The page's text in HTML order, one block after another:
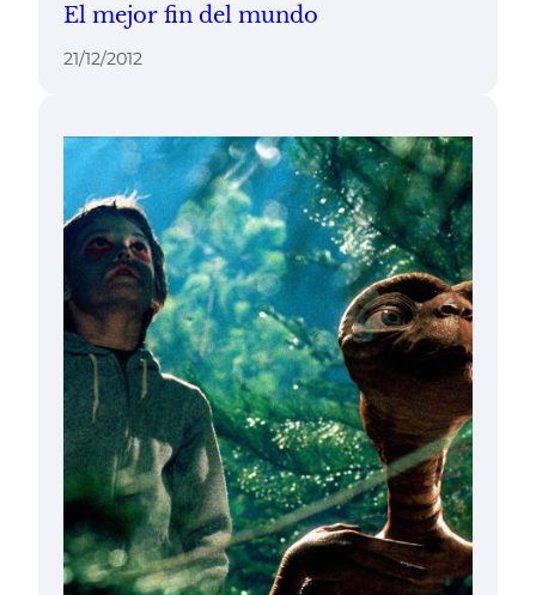
El mejor fin del mundo
21/12/2012